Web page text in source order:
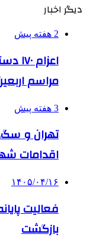
دیگر اخبار
2 هفته پیش
مراسم
3 هفته پیش
تهران و
اقدامات
۱۴۰۵/۰۴/۱۶
فعالیت
بازگشت